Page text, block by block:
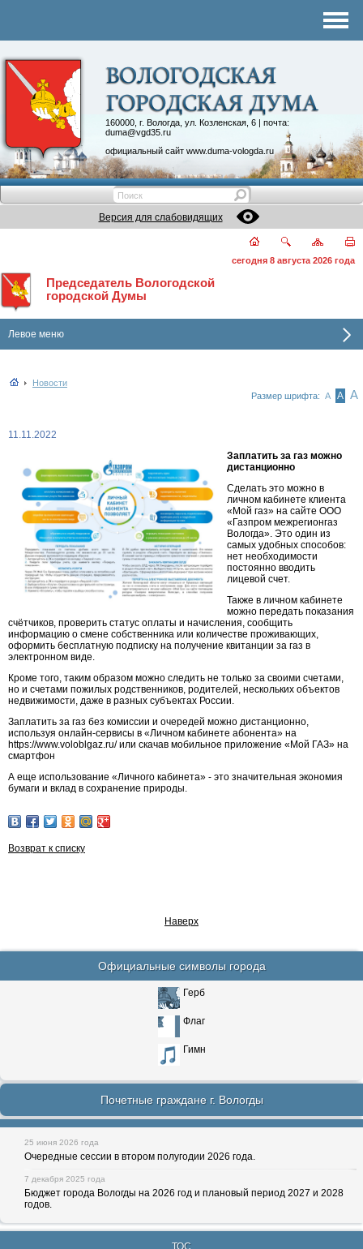
160000, г. Вологда, ул. Козленская, 6 | почта:
duma@vgd35.ru
официальный сайт www.duma-vologda.ru
Контакты
Депутатские объединения
Версия для слабовидящих
сегодня 8 августа 2026 года
Председатель Вологодской
городской Думы
Левое меню
Новости
Размер шрифта: А А А
11.11.2022
Заплатить за газ можно
дистанционно
Сделать это можно в
личном кабинете клиента
«Мой газ» на сайте ООО
«Газпром межрегионгаз
Вологда». Это один из
самых удобных способов:
нет необходимости
постоянно вводить
лицевой счет.
Также в личном кабинете
можно передать показания
счётчиков, проверить статус оплаты и начисления, сообщить
информацию о смене собственника или количестве проживающих,
оформить бесплатную подписку на получение квитанции за газ в
электронном виде.
Кроме того, таким образом можно следить не только за своими счетами,
но и счетами пожилых родственников, родителей, нескольких объектов
недвижимости, даже в разных субъектах России.
Заплатить за газ без комиссии и очередей можно дистанционно,
используя онлайн-сервисы в «Личном кабинете абонента» на
https://www.voloblgaz.ru/ или скачав мобильное приложение «Мой ГАЗ» на
смартфон
А еще использование «Личного кабинета» - это значительная экономия
бумаги и вклад в сохранение природы.
Возврат к списку
Наверх
Официальные символы города
Герб
Флаг
Гимн
Почетные граждане г. Вологды
25 июня 2026 года
Очередные сессии в втором полугодии 2026 года.
7 декабря 2025 года
Бюджет города Вологды на 2026 год и плановый период 2027 и 2028
годов.
ТОС